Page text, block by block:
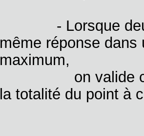
- Lorsque deux
même réponse
maximum,
on valide
la totalité du point à